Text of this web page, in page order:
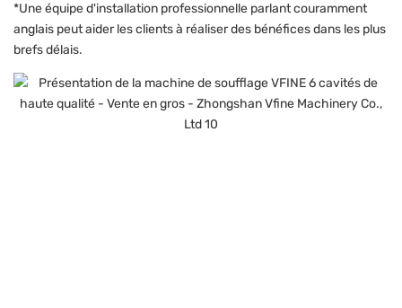
*Une équipe d'installation professionnelle parlant couramment
anglais peut aider les clients à réaliser des bénéfices dans les plus
brefs délais.